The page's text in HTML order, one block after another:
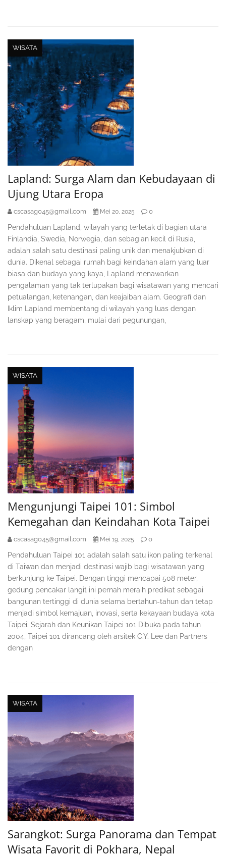
WISATA
Lapland: Surga Alam dan Kebudayaan di
Ujung Utara Eropa
cscasag045@gmail.com Mei 20, 2025 0
Pendahuluan Lapland, wilayah yang terletak di bagian utara
Finlandia, Swedia, Norwegia, dan sebagian kecil di Rusia,
adalah salah satu destinasi paling unik dan menakjubkan di
dunia. Dikenal sebagai rumah bagi keindahan alam yang luar
biasa dan budaya yang kaya, Lapland menawarkan
pengalaman yang tak terlupakan bagi wisatawan yang mencari
petualangan, ketenangan, dan keajaiban alam. Geografi dan
Iklim Lapland membentang di wilayah yang luas dengan
lanskap yang beragam, mulai dari pegunungan,
WISATA
Mengunjungi Taipei 101: Simbol
Kemegahan dan Keindahan Kota Taipei
cscasag045@gmail.com Mei 19, 2025 0
Pendahuluan Taipei 101 adalah salah satu ikon paling terkenal
di Taiwan dan menjadi destinasi wajib bagi wisatawan yang
berkunjung ke Taipei. Dengan tinggi mencapai 508 meter,
gedung pencakar langit ini pernah meraih predikat sebagai
bangunan tertinggi di dunia selama bertahun-tahun dan tetap
menjadi simbol kemajuan, inovasi, serta kekayaan budaya kota
Taipei. Sejarah dan Keunikan Taipei 101 Dibuka pada tahun
2004, Taipei 101 dirancang oleh arsitek C.Y. Lee dan Partners
dengan
WISATA
Sarangkot: Surga Panorama dan Tempat
Wisata Favorit di Pokhara, Nepal